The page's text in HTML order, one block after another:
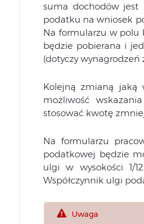
suma dochodów jest
podatku na wniosek
Na formularzu w polu
będzie pobierana i
(dotyczy wynagrodzeń
Kolejną zmianą jaką
możliwość
stosować kwotę
Na formularzu
podatkowej będzie
ulgi w wysokości 1/
Współczynnik ulgi
Uwaga